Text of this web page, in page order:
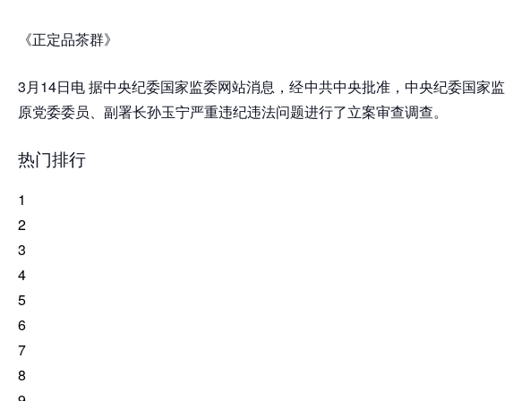
《正定品茶群》
3月14日电 据中央纪委国家监委网站消息，经中共中央批准，中央纪委国家
原党委委员、副署长孙玉宁严重违纪违法问题进行了立案审查调查。
热门排行
1
2
3
4
5
6
7
8